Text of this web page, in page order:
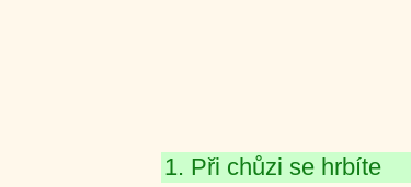
1. Při chůzi se hrbíte